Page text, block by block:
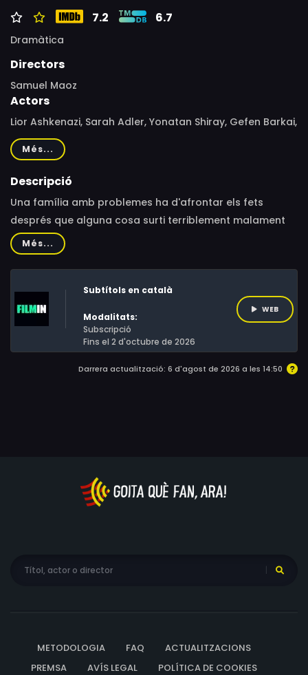
7.2 6.7
Dramàtica
Directors
Samuel Maoz
Actors
Lior Ashkenazi, Sarah Adler, Yonatan Shiray, Gefen Barkai,
Dekel Adin, Shaul Amir, Yael Eisenberg, Shira Haas,
Yehuda Almagor, Karin Ugowski, Etay Axelrod, Aryeh
Cherner, Roi Miller, Danny Isserles, Itamar Rotschild, Eden
Més...
Descripció
Una família amb problemes ha d'afrontar els fets
després que alguna cosa surti terriblement malament
en el llunyà lloc militar on estava destinat el seu fill quan
realitzava el seu servei militar.
Més...
Subtítols en català
Modalitats:
Subscripció
Fins el 2 d'octubre de 2026
WEB
Darrera actualització: 6 d'agost de 2026 a les 14:50
METODOLOGIA FAQ
ACTUALITZACIONS
PREMSA
AVÍS LEGAL POLÍTICA DE COOKIES